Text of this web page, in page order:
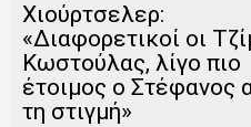
Χιούρτσελερ:
«Διαφορετικοί οι
Κωστούλας, λίγο πιο
έτοιμος ο Στέφανος
τη στιγμή»